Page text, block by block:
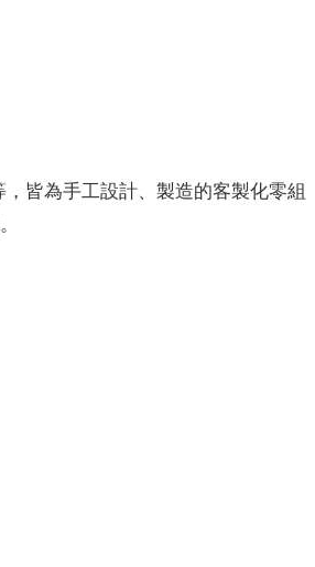
皆為手工設計、製造的客製化零組